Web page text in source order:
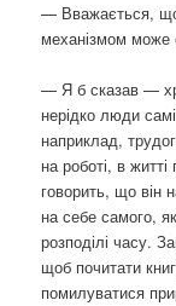
— Вважається, що
механізмом може
— Я б сказав —
нерідко люди
наприклад,
на роботі, в
говорить, що він
на себе самого,
розподілі часу.
щоб почитати
помилуватися